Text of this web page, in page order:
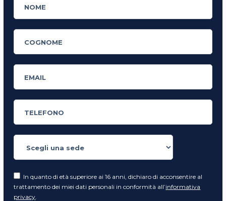
In quanto di età superiore ai 16 anni, dichiaro di acconsentire al
trattamento dei miei dati personali in conformità all’informativa
privacy